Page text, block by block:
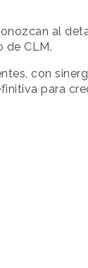
al
de CLM.
con
para